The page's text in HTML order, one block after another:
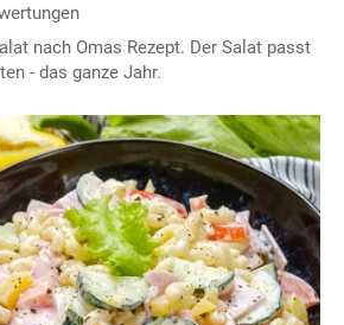
nach Omas Rezept. Der Salat passt
- das ganze Jahr.